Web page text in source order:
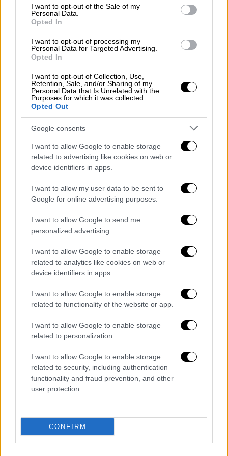
consent section.
I want to opt-out of the Sale of my
Personal Data.
Opted In
I want to opt-out of processing my
Personal Data for Targeted Advertising.
Opted In
I want to opt-out of Collection, Use,
Retention, Sale, and/or Sharing of my
Personal Data that Is Unrelated with the
Purposes for which it was collected.
Opted Out
Google consents
I want to allow Google to enable storage
related to advertising like cookies on web or
device identifiers in apps.
I want to allow my user data to be sent to
Google for online advertising purposes.
I want to allow Google to send me
personalized advertising.
I want to allow Google to enable storage
related to analytics like cookies on web or
device identifiers in apps.
I want to allow Google to enable storage
related to functionality of the website or app.
I want to allow Google to enable storage
related to personalization.
I want to allow Google to enable storage
related to security, including authentication
functionality and fraud prevention, and other
user protection.
CONFIRM
μηνών παιδί της μόνο του χωρίς καμία
επίβλεψη για 10 ημέρες για να πάει
διακοπές», ανέφερε σε δήλωσή του ο
εισαγγελέαςΜίκαελ Ο’ Μάλει.
«Ως γονείς, υποτίθεται ότι πρέπει να
προστατεύουμε και να φροντίζουμε τα
παιδιά μας», τόνισε. «Το να φανταστεί κανείς
τελευταίες ημέρες της ζωής του πουήταν
μόνο του είναι τρομακτικό και θα κάνουμε
δικαιοσύνη», τόνισε.
Στο μικροσκόπιο της Άγκυρας ο
Γεραπετρίτης: Αμφιβολίες των
τουρκικών ΜΜΕ για τον νέο ΥΠΕΞ – Τι
λένε για Δένδια και εξοπλισμούς
Γκάζι για μεταρρυθμίσεις από τον
υπουργικό συμβούλιο
Δραματικά προβλήματα: Χωρίς συρμούς
κινδυνεύει να μείνει ο Προαστιακός της